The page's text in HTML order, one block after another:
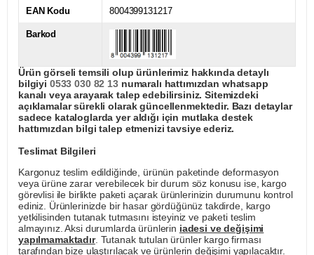
EAN Kodu 8004399131217
Barkod
Ürün görseli temsili olup ürünlerimiz hakkında detaylı
bilgiyi 0533 030 82 13numaralı hattımızdan whatsapp
kanalı veya arayarak talep edebilirsiniz. Sitemizdeki
açıklamalar sürekli olarak güncellenmektedir. Bazı detaylar
sadece kataloglarda yer aldığı için mutlaka destek
hattımızdan bilgi talep etmenizi tavsiye ederiz.
Teslimat Bilgileri
Kargonuz teslim edildiğinde, ürünün paketinde deformasyon
veya ürüne zarar verebilecek bir durum söz konusu ise, kargo
görevlisi ile birlikte paketi açarak ürünlerinizin durumunu kontrol
ediniz. Ürünlerinizde bir hasar gördüğünüz takdirde, kargo
yetkilisinden tutanak tutmasını isteyiniz ve paketi teslim
almayınız. Aksi durumlarda ürünlerin iadesi ve değişimi
yapılmamaktadır. Tutanak tutulan ürünler kargo firması
tarafından bize ulaştırılacak ve ürünlerin değişimi yapılacaktır.